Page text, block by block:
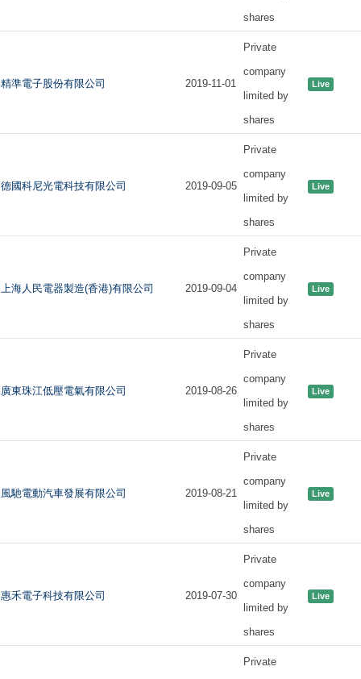
shares
精準電子股份有限公司 2019-11-01
Private
company
limited by
shares
Live
德國科尼光電科技有限公司 2019-09-05
Private
company
limited by
shares
Live
上海人民電器製造(香港)有限公司 2019-09-04
Private
company
limited by
shares
Live
廣東珠江低壓電氣有限公司 2019-08-26
Private
company
limited by
shares
Live
風馳電動汽車發展有限公司 2019-08-21
Private
company
limited by
shares
Live
惠禾電子科技有限公司 2019-07-30
Private
company
limited by
shares
Live
Private